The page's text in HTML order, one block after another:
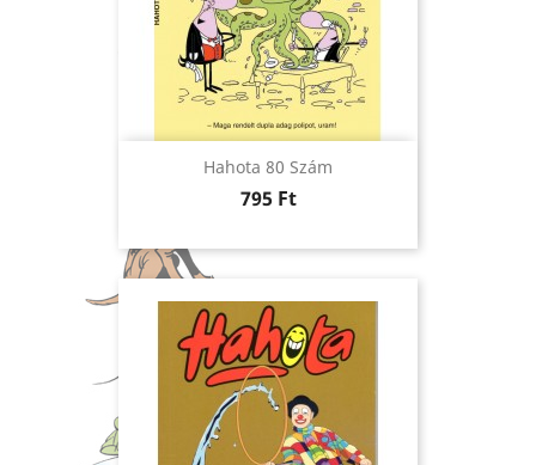
Hahota 80 Szám
Ár
795 Ft